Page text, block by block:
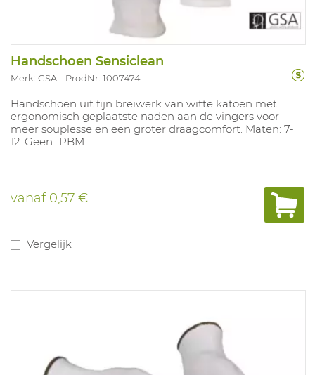
Handschoen Sensiclean
Merk: GSA ProdNr. 1007474
Handschoen uit fijn breiwerk van witte katoen met
ergonomisch geplaatste naden aan de vingers voor
meer souplesse en een groter draagcomfort. Maten: 7-
12. Geen¨PBM.
vanaf0,57 €
Vergelijk